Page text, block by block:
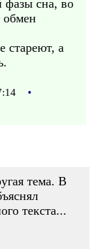
фазы сна, во
обмен
стареют, а
•
тема. В
текста...